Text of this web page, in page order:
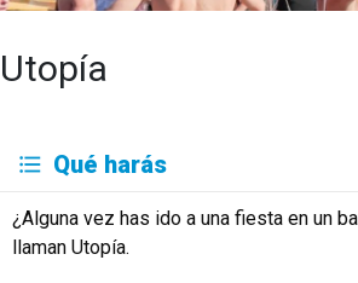
Utopía
Deutsch English
Français
Italiano
Русский
Qué harás
¿Alguna vez has ido a una fiesta en un
llaman Utopía.